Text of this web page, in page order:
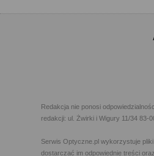
Redakcja nie ponosi
redakcji: ul. Żwirki i Wigury 11/34 83-
Serwis Optyczne.pl wykorzystuje
dostarczać im odpowiednie treści